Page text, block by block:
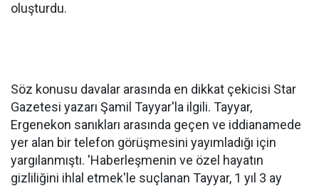
oluşturdu.
Söz konusu davalar arasında en dikkat çekicisi Star
Gazetesi yazarı Şamil Tayyar'la ilgili. Tayyar,
Ergenekon sanıkları arasında geçen ve iddianamede
yer alan bir telefon görüşmesini yayımladığı için
yargılanmıştı. 'Haberleşmenin ve özel hayatın
gizliliğini ihlal etmek'le suçlanan Tayyar, 1 yıl 3 ay